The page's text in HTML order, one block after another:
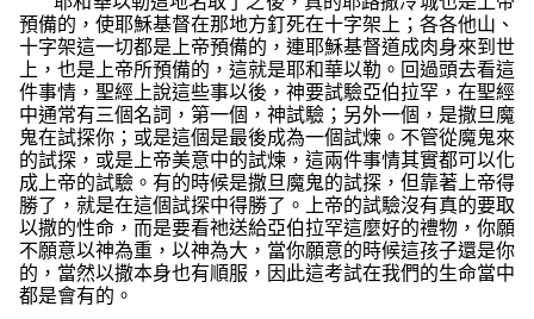
預備的，使耶穌基督在那地方釘死在十字架上；各各他山、
十字架這一切都是上帝預備的，連耶穌基督道成肉身來到世
上，也是上帝所預備的，這就是耶和華以勒。回過頭去看這
件事情，聖經上說這些事以後，神要試驗亞伯拉罕，在聖經
中通常有三個名詞，第一個，神試驗；另外一個，是撒旦魔
鬼在試探你；或是這個是最後成為一個試煉。不管從魔鬼來
的試探，或是上帝美意中的試煉，這兩件事情其實都可以化
成上帝的試驗。有的時候是撒旦魔鬼的試探，但靠著上帝得
勝了，就是在這個試探中得勝了。上帝的試驗沒有真的要取
以撒的性命，而是要看祂送給亞伯拉罕這麼好的禮物，你願
不願意以神為重，以神為大，當你願意的時候這孩子還是你
的，當然以撒本身也有順服，因此這考試在我們的生命當中
都是會有的。